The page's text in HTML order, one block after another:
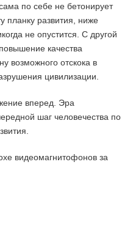
по себе не бетонирует
планку развития, ниже
не опустится. С другой
качества
возможного отскока в
цивилизации.
вперед. Эра
шаг человечества по
видеомагнитофонов за